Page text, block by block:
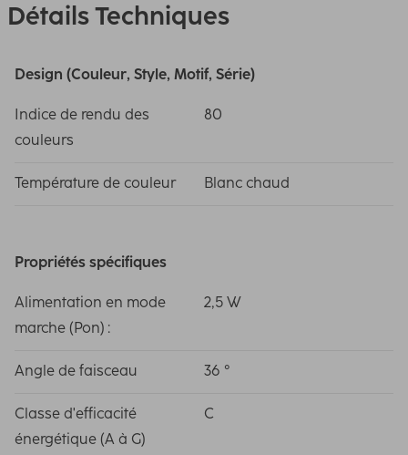
Détails Techniques
Design (Couleur, Style, Motif, Série)
Indice de rendu des
couleurs
80
Température de couleur Blanc chaud
Propriétés spécifiques
Alimentation en mode
marche (Pon) :
2,5 W
Angle de faisceau 36 °
Classe d'efficacité
énergétique (A à G)
C